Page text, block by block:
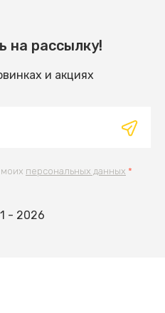
- 2026
на рассылку!
и акциях
персональных данных *